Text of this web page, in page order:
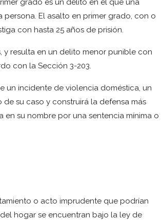
grado es un delito en el que una
El asalto en primer grado, con o
con hasta 25 años de prisión.
resulta en un delito menor punible con
con la Sección 3-203.
un incidente de violencia doméstica, un
su caso y construirá la defensa más
su nombre por una sentencia mínima o
o acto imprudente que podrían
hogar se encuentran bajo la ley de